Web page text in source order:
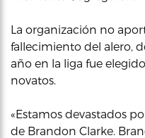
La organización no
fallecimiento del alero,
año en la liga fue
novatos.
«Estamos devastados
de Brandon Clarke.